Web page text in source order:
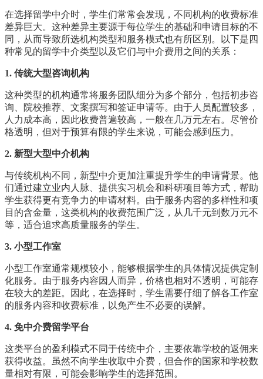
在选择留学中介时，学生们常常会发现，不同机构的收费标准
差异巨大。这种差异主要源于每位学生的基础和申请目标的不
同，从而导致所选机构类型和服务模式也有所区别。以下是四
种常见的留学中介类型以及它们与中介费用之间的关系：
1. 传统大型咨询机构
这种类型的机构通常将服务团队细分为多个部分，包括初步咨
询、院校推荐、文案撰写和签证申请等。由于人员配置较多，
人力成本高，因此收费普遍较高，一般在几万元左右。尽管价
格透明，但对于预算有限的学生来说，可能会感到压力。
2. 新型大型中介机构
与传统机构不同，新型中介更加注重提升学生的申请背景。他
们通过建立业内人脉、提供实习机会和科研项目等方式，帮助
学生获得更有竞争力的申请材料。由于服务内容的多样性和项
目的含金量，这类机构的收费范围广泛，从几千元到数万元不
等，适合追求高质量服务的学生。
3. 小型工作室
小型工作室通常规模较小，能够根据学生的具体情况提供定制
化服务。由于服务内容因人而异，价格也相对不透明，可能存
在较大的差距。因此，在选择时，学生需要仔细了解各工作室
的服务内容和收费标准，以免产生不必要的误解。
4. 免中介费留学平台
这类平台的盈利模式不同于传统中介，主要依靠学校的返佣来
获得收益。虽然不向学生收取中介费，但合作的国家和学校数
量相对有限，可能会影响学生的选择范围。